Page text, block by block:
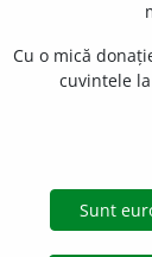
Cu o mică
cuvintele